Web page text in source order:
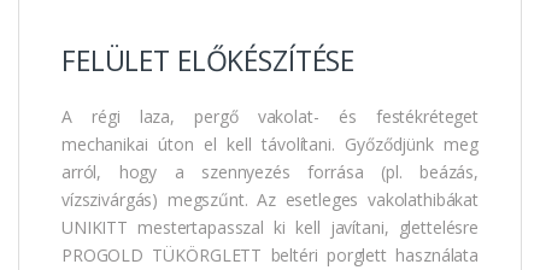
FELÜLET ELŐKÉSZÍTÉSE
A régi laza, pergő vakolat- és festékréteget
mechanikai úton el kell távolítani. Győződjünk meg
arról, hogy a szennyezés forrása (pl. beázás,
vízszivárgás) megszűnt. Az esetleges vakolathibákat
UNIKITT mestertapasszal ki kell javítani, glettelésre
PROGOLD TÜKÖRGLETT beltéri porglett használata